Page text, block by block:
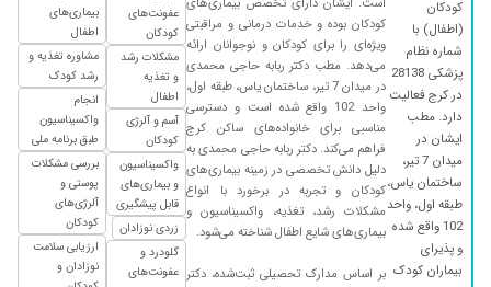
کودکان
(اطفال) با
شماره نظام
پزشکی 28138
در کرج فعالیت
دارد. مطب
ایشان در
میدان 7 تیر،
ساختمان یاس،
طبقه اول، واحد
102 واقع شده
و پذیرای
بیماران کودک
کودکان بوده و خدمات درمانی و مراقبتی
ویژه‌ای را برای کودکان و نوجوانان ارائه
می‌دهد. مطب دکتر ربابه حاجی محمدی
در میدان 7 تیر، ساختمان یاس، طبقه اول،
واحد 102 واقع شده است و دسترسی
مناسبی برای خانواده‌های ساکن کرج
فراهم می‌کند. دکتر ربابه حاجی محمدی به
دلیل دانش تخصصی در زمینه بیماری‌های
کودکان و تجربه در برخورد با انواع
مشکلات رشد، تغذیه، واکسیناسیون و
بیماری‌های شایع اطفال شناخته می‌شود.
بر اساس مدارک تحصیلی ثبت‌شده، دکتر
عفونت‌های
کودکان
مشکلات رشد
و تغذیه
اطفال
آسم و آلرژی
کودکان
واکسیناسیون
و بیماری‌های
قابل پیشگیری
زردی نوزادان
گلودرد و
عفونت‌های
بیماری‌های
اطفال
مشاوره تغذیه و
رشد کودک
انجام
واکسیناسیون
طبق برنامه ملی
بررسی مشکلات
پوستی و
آلرژی‌های
کودکان
ارزیابی سلامت
نوزادان و